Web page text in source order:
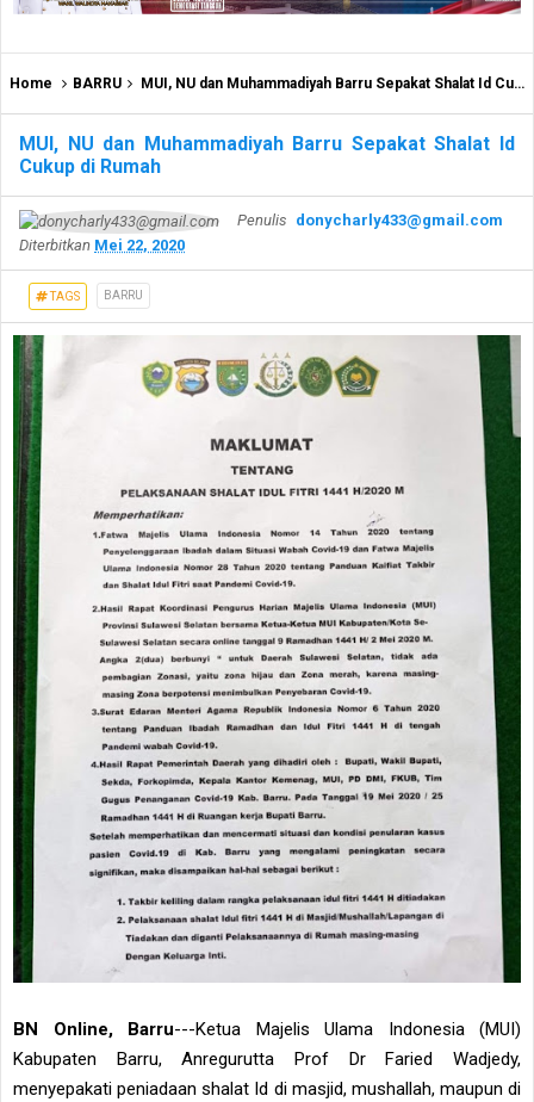
Home BARRU MUI, NU dan Muhammadiyah Barru Sepakat Shalat Id Cukup di Rumah
MUI, NU dan Muhammadiyah Barru Sepakat Shalat Id
Cukup di Rumah
Penulis donycharly433@gmail.com
Diterbitkan Mei 22, 2020
TAGS BARRU
BN Online, Barru---Ketua Majelis Ulama Indonesia (MUI)
Kabupaten Barru, Anregurutta Prof Dr Faried Wadjedy,
menyepakati peniadaan shalat Id di masjid, mushallah, maupun di